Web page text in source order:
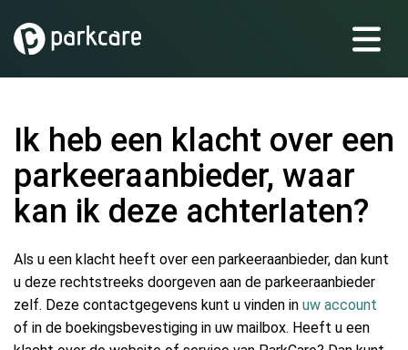
Ik heb een klacht over een
parkeeraanbieder, waar
kan ik deze achterlaten?
Als u een klacht heeft over een parkeeraanbieder, dan kunt
u deze rechtstreeks doorgeven aan de parkeeraanbieder
zelf. Deze contactgegevens kunt u vinden in uw account
of in de boekingsbevestiging in uw mailbox. Heeft u een